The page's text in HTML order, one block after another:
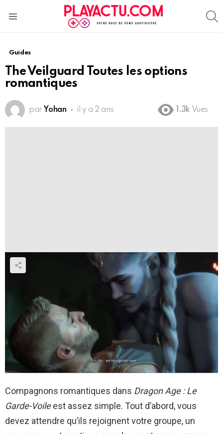
Guides
The Veilguard Toutes les options
romantiques
par Yohan il y a 2 ans 1.3k Vues
Compagnons romantiques dans Dragon Age : Le
Garde-Voileest assez simple. Tout d’abord, vous
devez attendre qu’ils rejoignent votre groupe, un